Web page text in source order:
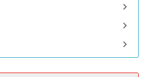


